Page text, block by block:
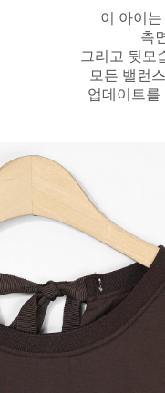
이 아이
측
그리고 뒷모
모든 밸런
업데이트를